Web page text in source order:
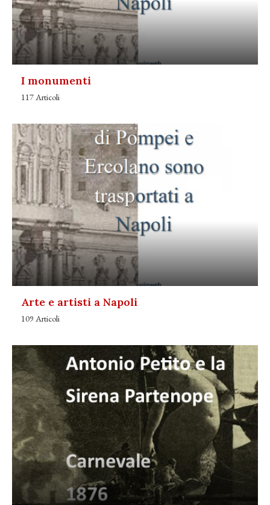
I monumenti
117 Articoli
Arte e artisti a Napoli
109 Articoli